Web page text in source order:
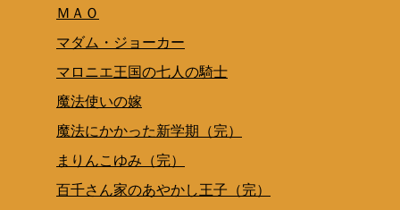
ＭＡＯ
マダム・ジョーカー
マロニエ王国の七人の騎士
魔法使いの嫁
魔法にかかった新学期（完）
まりんこゆみ（完）
百千さん家のあやかし王子（完）